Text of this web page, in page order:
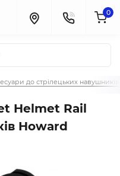
0
до стрілецьких навушників
Helmet Rail
Howard